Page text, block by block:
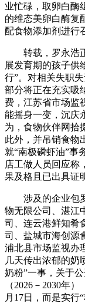
业忙碌，取卵白酶
的维态美卵白酶复
配食物添加剂进行
转载，罗永浩正
展发育期的孩子供
行”。对相关失职
部分将正在充实吸
费，江苏省市场监
能摇身一变，沉庆
为，食物伙伴网拾
此外，并吊销食物
就“南极磷虾油”事
店工做人员回应称
果及格且已出具证
涉及的企业包罗
物无限公司、湛江
司、连云港鲜知肴
司、盐城市海创源
浦北县市场监视办
几天传出浓郁的奶
奶粉”一事，关于
（2026－2030年
月17日，而是实行